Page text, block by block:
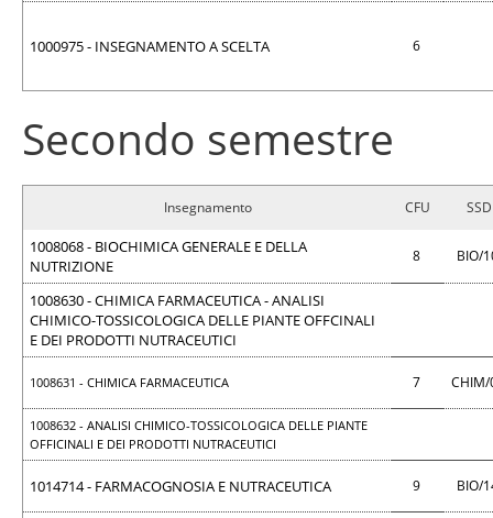
1000975 - INSEGNAMENTO A SCELTA 6
Secondo semestre
Insegnamento CFU SSD
1008068 - BIOCHIMICA GENERALE E DELLA
NUTRIZIONE
8 BIO/
1008630 - CHIMICA FARMACEUTICA - ANALISI
CHIMICO-TOSSICOLOGICA DELLE PIANTE OFFCINALI
E DEI PRODOTTI NUTRACEUTICI
1008631 - CHIMICA FARMACEUTICA 7
1008632 - ANALISI CHIMICO-TOSSICOLOGICA DELLE PIANTE
OFFICINALI E DEI PRODOTTI NUTRACEUTICI
1014714 - FARMACOGNOSIA E NUTRACEUTICA 9 BIO/